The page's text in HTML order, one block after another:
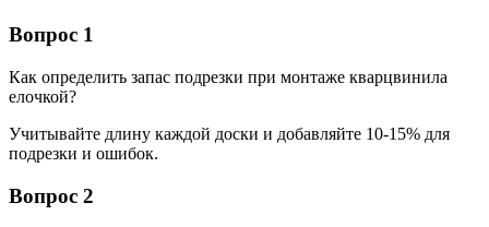
Вопрос 1
Как определить запас подрезки при монтаже кварцвинила
елочкой?
Учитывайте длину каждой доски и добавляйте 10-15% для
подрезки и ошибок.
Вопрос 2